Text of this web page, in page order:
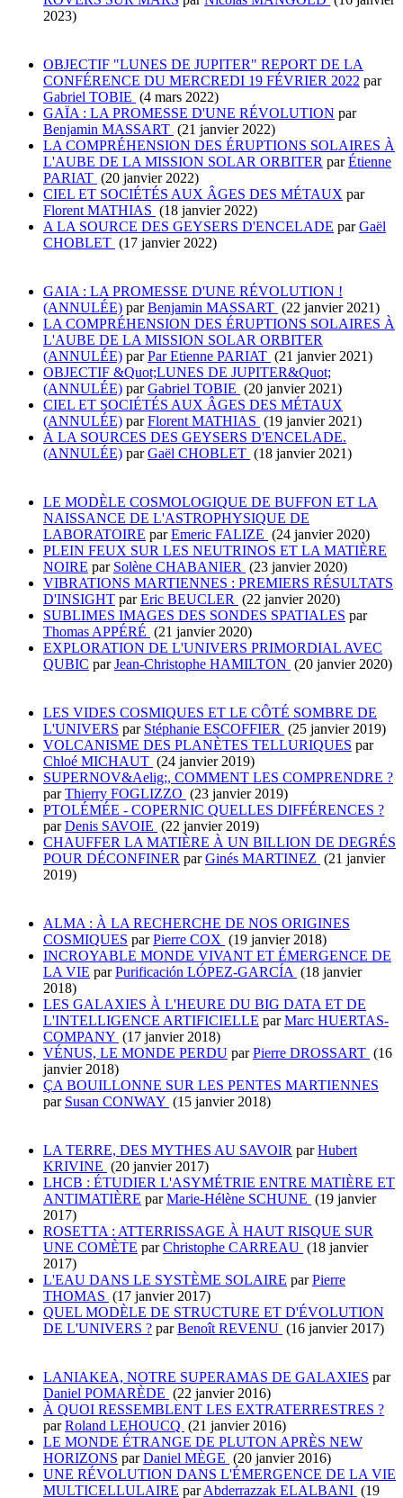
2023)
OBJECTIF "LUNES DE JUPITER" REPORT DE LA
CONFÉRENCE DU MERCREDI 19 FÉVRIER 2022 par
Gabriel TOBIE (4 mars 2022)
GAÏA : LA PROMESSE D'UNE RÉVOLUTION par
Benjamin MASSART (21 janvier 2022)
LA COMPRÉHENSION DES ÉRUPTIONS SOLAIRES À
L'AUBE DE LA MISSION SOLAR ORBITER parÉtienne
PARIAT (20 janvier 2022)
CIEL ET SOCIÉTÉS AUX ÂGES DES MÉTAUX par
Florent MATHIAS (18 janvier 2022)
A LA SOURCE DES GEYSERS D'ENCELADE parGaël
CHOBLET (17 janvier 2022)
GAIA : LA PROMESSE D'UNE RÉVOLUTION !
(ANNULÉE) parBenjamin MASSART (22 janvier 2021)
LA COMPRÉHENSION DES ÉRUPTIONS SOLAIRES À
L'AUBE DE LA MISSION SOLAR ORBITER
(ANNULÉE) parPar Etienne PARIAT (21 janvier 2021)
OBJECTIF &Quot;LUNES DE JUPITER&Quot;
(ANNULÉE) parGabriel TOBIE (20 janvier 2021)
CIEL ET SOCIÉTÉS AUX ÂGES DES MÉTAUX
(ANNULÉE) parFlorent MATHIAS (19 janvier 2021)
À LA SOURCES DES GEYSERS D'ENCELADE.
(ANNULÉE) parGaël CHOBLET (18 janvier 2021)
LE MODÈLE COSMOLOGIQUE DE BUFFON ET LA
NAISSANCE DE L'ASTROPHYSIQUE DE
LABORATOIRE parEmeric FALIZE (24 janvier 2020)
PLEIN FEUX SUR LES NEUTRINOS ET LA MATIÈRE
NOIRE par Solène CHABANIER (23 janvier 2020)
VIBRATIONS MARTIENNES : PREMIERS RÉSULTATS
D'INSIGHT parEric BEUCLER (22 janvier 2020)
SUBLIMES IMAGES DES SONDES SPATIALES par
Thomas APPÉRÉ (21 janvier 2020)
EXPLORATION DE L'UNIVERS PRIMORDIAL AVEC
QUBIC parJean-Christophe HAMILTON (20 janvier 2020)
LES VIDES COSMIQUES ET LE CÔTÉ SOMBRE DE
L'UNIVERS par Stéphanie ESCOFFIER (25 janvier 2019)
VOLCANISME DES PLANÈTES TELLURIQUES par
Chloé MICHAUT (24 janvier 2019)
SUPERNOV&Aelig;, COMMENT LES COMPRENDRE ?
parThierry FOGLIZZO (23 janvier 2019)
PTOLÉMÉE - COPERNIC QUELLES DIFFÉRENCES ?
parDenis SAVOIE (22 janvier 2019)
CHAUFFER LA MATIÈRE À UN BILLION DE DEGRÉS
POUR DÉCONFINER parGinés MARTINEZ (21 janvier
2019)
ALMA : À LA RECHERCHE DE NOS ORIGINES
COSMIQUES parPierre COX (19 janvier 2018)
INCROYABLE MONDE VIVANT ET ÉMERGENCE DE
LA VIE parPurificación LÓPEZ-GARCÍA (18 janvier
2018)
LES GALAXIES À L'HEURE DU BIG DATA ET DE
L'INTELLIGENCE ARTIFICIELLE parMarc HUERTAS-
COMPANY (17 janvier 2018)
VÉNUS, LE MONDE PERDU parPierre DROSSART (16
janvier 2018)
ÇA BOUILLONNE SUR LES PENTES MARTIENNES
par Susan CONWAY (15 janvier 2018)
LA TERRE, DES MYTHES AU SAVOIR parHubert
KRIVINE (20 janvier 2017)
LHCB : ÉTUDIER L'ASYMÉTRIE ENTRE MATIÈRE ET
ANTIMATIÈRE parMarie-Hélène SCHUNE (19 janvier
2017)
ROSETTA : ATTERRISSAGE À HAUT RISQUE SUR
UNE COMÈTE parChristophe CARREAU (18 janvier
2017)
L'EAU DANS LE SYSTÈME SOLAIRE parPierre
THOMAS (17 janvier 2017)
QUEL MODÈLE DE STRUCTURE ET D'ÉVOLUTION
DE L'UNIVERS ? parBenoît REVENU (16 janvier 2017)
LANIAKEA, NOTRE SUPERAMAS DE GALAXIES par
Daniel POMARÈDE (22 janvier 2016)
À QUOI RESSEMBLENT LES EXTRATERRESTRES ?
parRoland LEHOUCQ (21 janvier 2016)
LE MONDE ÉTRANGE DE PLUTON APRÈS NEW
HORIZONS parDaniel MÈGE (20 janvier 2016)
UNE RÉVOLUTION DANS L'ÉMERGENCE DE LA VIE
MULTICELLULAIRE parAbderrazzak ELALBANI (19